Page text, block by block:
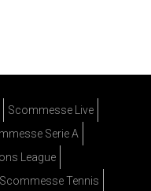
Scommesse Live
Serie A
League
Scommesse Tennis